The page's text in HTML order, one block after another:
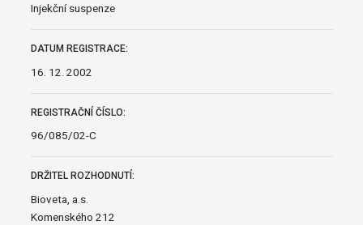
Injekční suspenze
DATUM REGISTRACE:
16. 12. 2002
REGISTRAČNÍ ČÍSLO:
96/085/02-C
DRŽITEL ROZHODNUTÍ:
Bioveta, a.s.
Komenského 212